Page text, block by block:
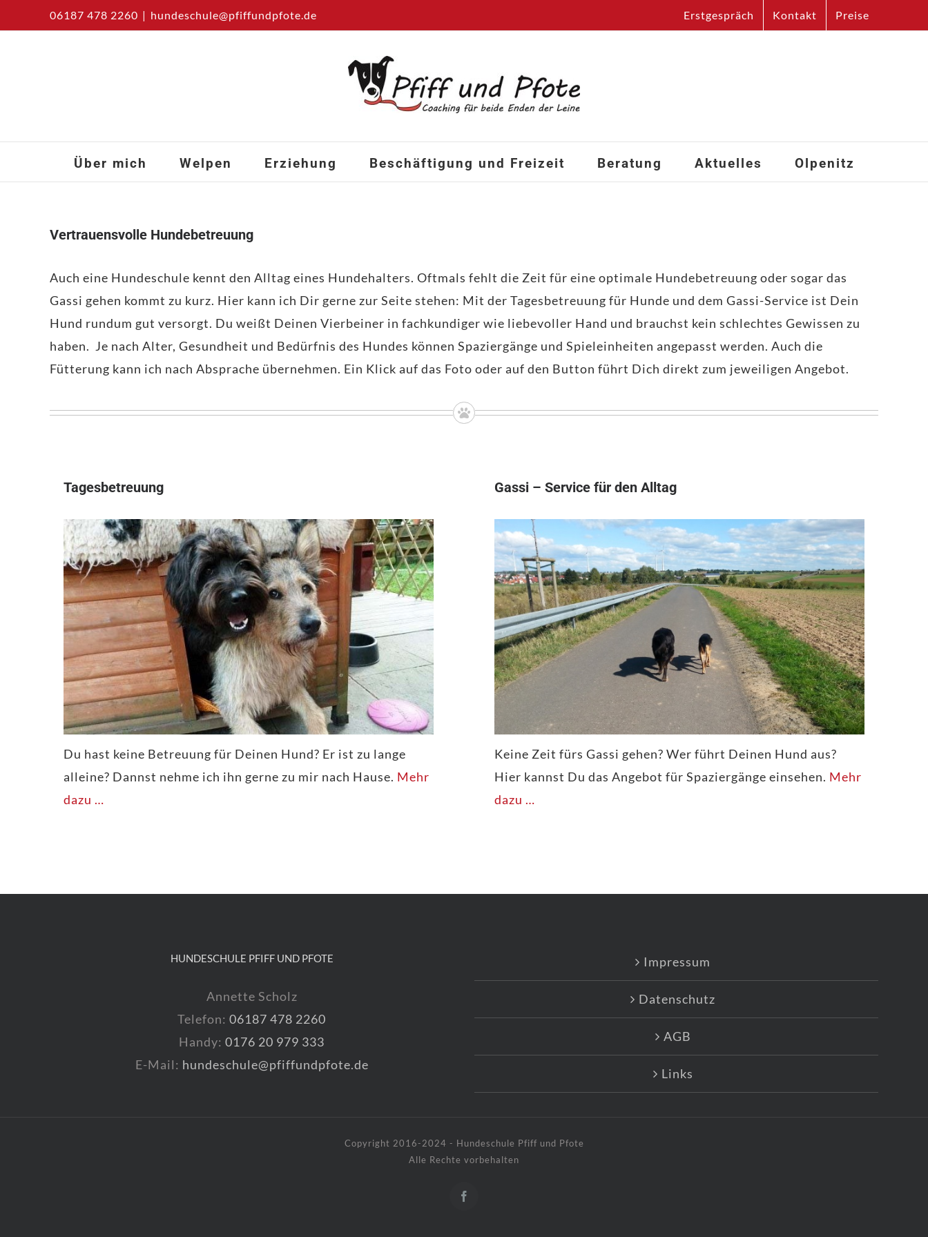
Inhalt
06187 478 2260 | hundeschule@pfiffundpfote.de Erstgespräch Kontakt Preise
Über mich Welpen Erziehung Beschäftigung und Freizeit Beratung Aktuelles Olpenitz
Vertrauensvolle Hundebetreuung
Auch eine Hundeschule kennt den Alltag eines Hundehalters. Oftmals fehlt die Zeit für eine optimale Hundebetreuung oder sogar das
Gassi gehen kommt zu kurz. Hier kann ich Dir gerne zur Seite stehen: Mit der Tagesbetreuung für Hunde und dem Gassi-Service ist Dein
Hund rundum gut versorgt. Du weißt Deinen Vierbeiner in fachkundiger wie liebevoller Hand und brauchst kein schlechtes Gewissen zu
haben. Je nach Alter, Gesundheit und Bedürfnis des Hundes können Spaziergänge und Spieleinheiten angepasst werden. Auch die
Fütterung kann ich nach Absprache übernehmen. Ein Klick auf das Foto oder auf den Button führt Dich direkt zum jeweiligen Angebot.
Tagesbetreuung
Du hast keine Betreuung für Deinen Hund? Er ist zu lange
alleine? Dannst nehme ich ihn gerne zu mir nach Hause. Mehr
dazu …
Gassi – Service für den Alltag
Keine Zeit fürs Gassi gehen? Wer führt Deinen Hund aus?
Hier kannst Du das Angebot für Spaziergänge einsehen. Mehr
dazu …
HUNDESCHULE PFIFF UND PFOTE
Annette Scholz
Telefon: 06187 478 2260
Handy: 0176 20 979 333
E-Mail: hundeschule@pfiffundpfote.de
Impressum
Datenschutz
AGB
Links
Copyright 2016-2024 - Hundeschule Pfiff und Pfote
Alle Rechte vorbehalten
Facebook